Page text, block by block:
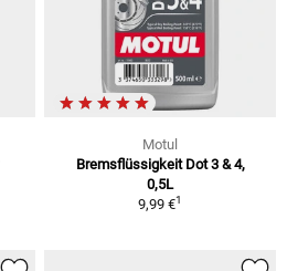
Motul
Bremsflüssigkeit Dot 3 & 4,
0,5L
9,99 €1